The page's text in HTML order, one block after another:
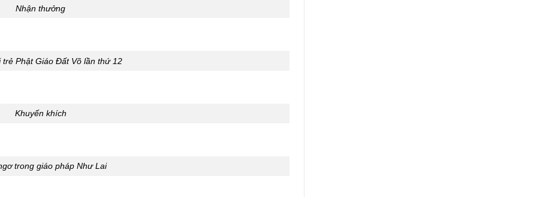
Nhận thưởng
trẻ Phật Giáo Đất Võ lần thứ 12
Khuyến khích
trong giáo pháp Như Lai